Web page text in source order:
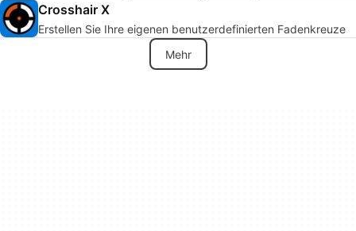
Crosshair X
Erstellen Sie Ihre eigenen benutzerdefinierten Fadenkreuze
Mehr